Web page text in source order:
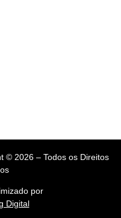
© 2026 – Todos os Direitos
por
Digital